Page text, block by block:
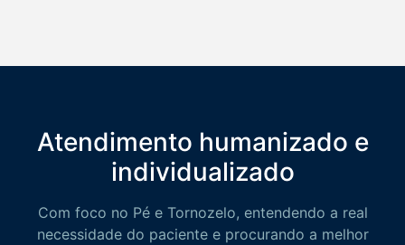
Atendimento humanizado e
individualizado
Com foco no Pé e Tornozelo, entendendo a real
necessidade do paciente e procurando a melhor